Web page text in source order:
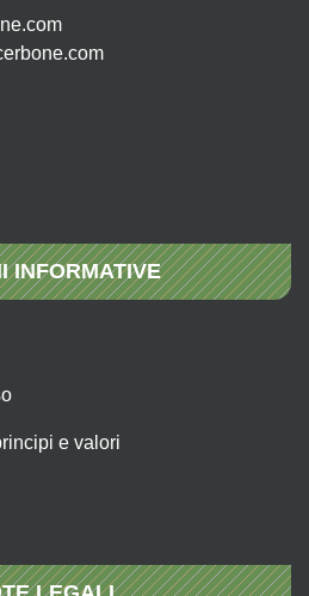
INFORMATIVE
e valori